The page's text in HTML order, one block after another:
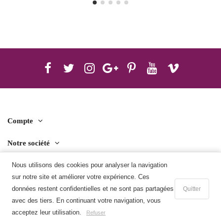
Nous utilisons des cookies pour analyser la navigation
sur notre site et améliorer votre expérience. Ces
données restent confidentielles et ne sont pas partagées
avec des tiers. En continuant votre navigation, vous
acceptez leur utilisation.
Refuser
Quitter
Ajouter au panier
Compte
Notre société
Contact us
Télécharger l'application mobile